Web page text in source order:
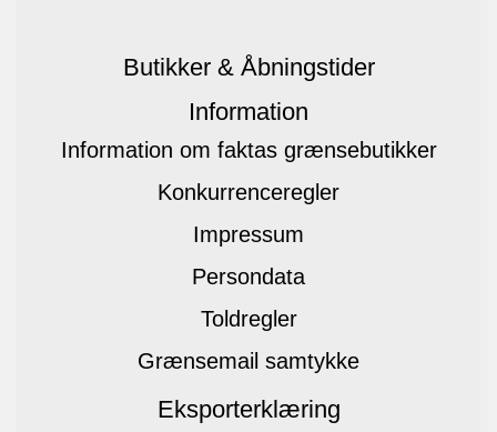
Butikker & Åbningstider
Information
Information om faktas grænsebutikker
Konkurrenceregler
Impressum
Persondata
Toldregler
Grænsemail samtykke
Eksporterklæring